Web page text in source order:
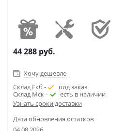
44 288 руб.
Хочу дешевле
Склад Екб -
под заказ
Склад Мск -
есть в наличии
Узнать сроки доставки
Дата обновления остатков